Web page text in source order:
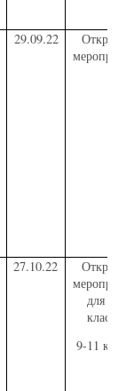
29.09.22
Открытое
27.10.22
Открытое
для 3- 5
классов
9-11